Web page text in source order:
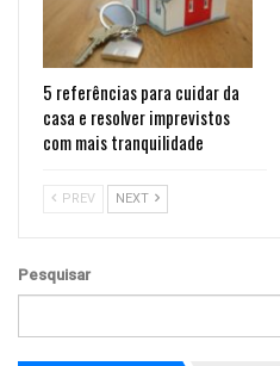
5 referências para cuidar da
casa e resolver imprevistos
com mais tranquilidade
PREV NEXT
Pesquisar